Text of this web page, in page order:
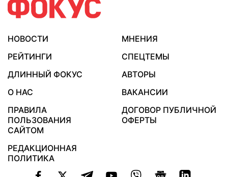
НОВОСТИ
МНЕНИЯ
РЕЙТИНГИ
СПЕЦТЕМЫ
ДЛИННЫЙ ФОКУС
АВТОРЫ
О НАС
ВАКАНСИИ
ПРАВИЛА
ПОЛЬЗОВАНИЯ
САЙТОМ
ДОГОВОР ПУБЛИЧНОЙ
ОФЕРТЫ
РЕДАКЦИОННАЯ
ПОЛИТИКА